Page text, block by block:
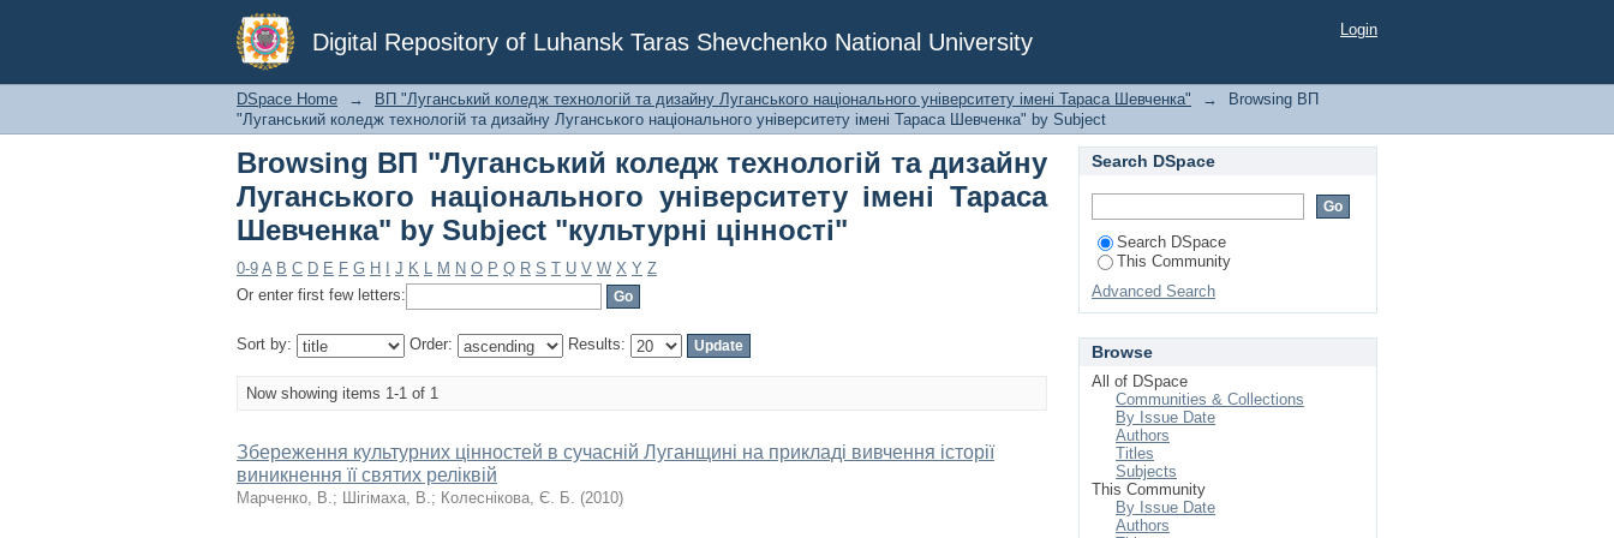
Digital Repository of Luhansk Taras Shevchenko National University
Browsing ВП "Луганський коледж технологій та дизайну Луганського
національного університету імені Тараса Шевченка" by Subject "культурні
цінності"
Login
DSpace Home → ВП "Луганський коледж технологій та дизайну Луганського національного університету імені Тараса Шевченка" →
Browsing ВП
"Луганський коледж технологій та дизайну Луганського національного університету імені Тараса Шевченка" by Subject
Browsing ВП "Луганський коледж технологій та дизайну
Луганського національного університету імені Тараса
Шевченка" by Subject "культурні цінності"
0-9 A B C D E F G H J K L M N O P Q R S T U V W X Y Z
Or enter first few letters:
Sort by: Order: Results:
Now showing items 1-1 of 1
Збереження культурних цінностей в сучасній Луганщині на прикладі вивчення історії
виникнення її святих реліквій
Марченко, В.; Шігімаха, В.; Колеснікова, Є. Б. (2010)
Search DSpace
Search DSpace
This Community
Advanced Search
Browse
All of DSpace
Communities & Collections
By Issue Date
Authors
Titles
Subjects
This Community
By Issue Date
Authors